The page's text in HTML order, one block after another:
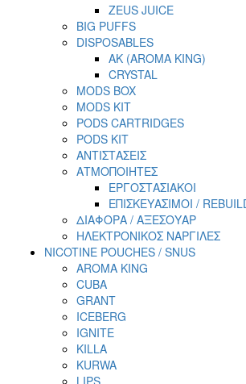
ZEUS JUICE
BIG PUFFS
DISPOSABLES
AK (AROMA KING)
CRYSTAL
MODS BOX
MODS KIT
PODS CARTRIDGES
PODS KIT
ΑΝΤΙΣΤΑΣΕΙΣ
ΑΤΜΟΠΟΙΗΤΕΣ
ΕΡΓΟΣΤΑΣΙΑΚΟΙ
ΕΠΙΣΚΕΥΑΣΙΜΟΙ /
ΔΙΑΦΟΡΑ / ΑΞΕΣΟΥΑΡ
ΗΛΕΚΤΡΟΝΙΚΟΣ ΝΑΡΓΙΛΕΣ
NICOTINE POUCHES / SNUS
AROMA KING
CUBA
GRANT
ICEBERG
IGNITE
KILLA
KURWA
LIPS